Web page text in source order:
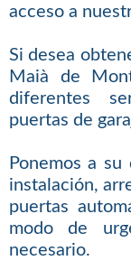
acceso a
Si desea
Maià de
diferentes
puertas de
Ponemos a
instalación,
puertas
modo de
necesario.